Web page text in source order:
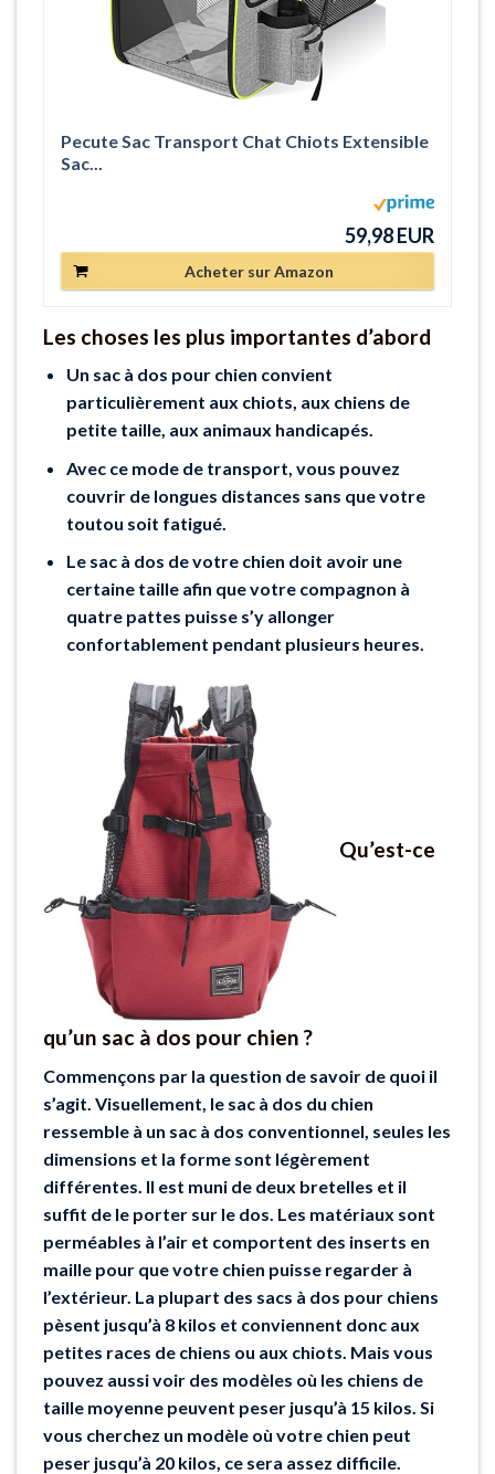
Pecute Sac Transport Chat Chiots Extensible
Sac...
59,98 EUR
Acheter sur Amazon
Les choses les plus importantes d’abord
Un sac à dos pour chien convient
particulièrement aux chiots, aux chiens de
petite taille, aux animaux handicapés.
Avec ce mode de transport, vous pouvez
couvrir de longues distances sans que votre
toutou soit fatigué.
Le sac à dos de votre chien doit avoir une
certaine taille afin que votre compagnon à
quatre pattes puisse s’y allonger
confortablement pendant plusieurs heures.
Qu’est-ce
qu’un sac à dos pour chien ?
Commençons par la question de savoir de quoi il
s’agit. Visuellement, le sac à dos du chien
ressemble à un sac à dos conventionnel, seules les
dimensions et la forme sont légèrement
différentes. Il est muni de deux bretelles et il
suffit de le porter sur le dos. Les matériaux sont
perméables à l’air et comportent des inserts en
maille pour que votre chien puisse regarder à
l’extérieur. La plupart des sacs à dos pour chiens
pèsent jusqu’à 8 kilos et conviennent donc aux
petites races de chiens ou aux chiots. Mais vous
pouvez aussi voir des modèles où les chiens de
taille moyenne peuvent peser jusqu’à 15 kilos. Si
vous cherchez un modèle où votre chien peut
peser jusqu’à 20 kilos, ce sera assez difficile.